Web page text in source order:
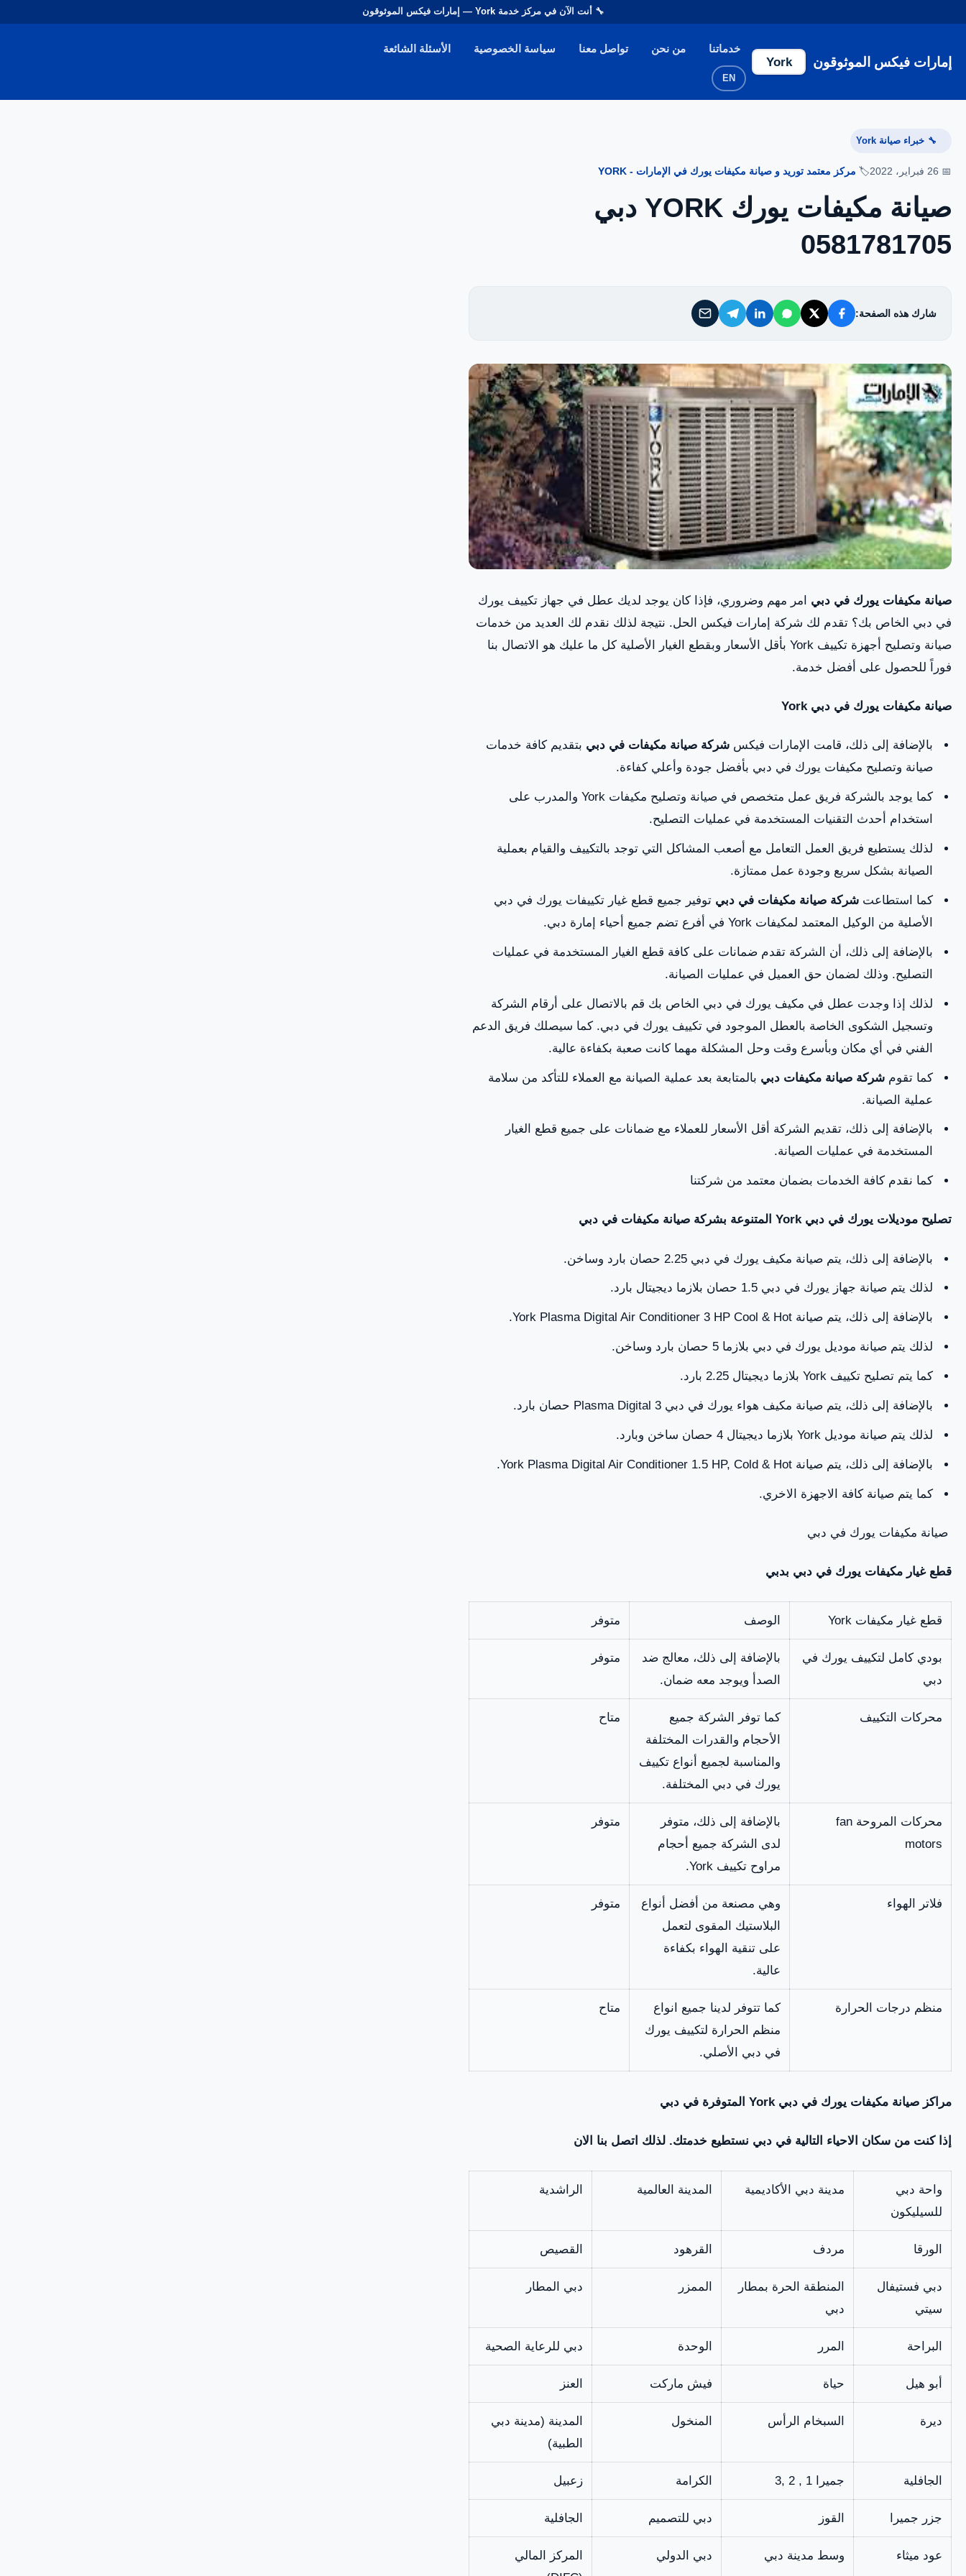
🔧 أنت الآن في مركز خدمةYork — إمارات فيكس الموثوقون
إمارات فيكس الموثوقون York
خدماتنا من نحن تواصل معنا سياسة الخصوصية الأسئلة الشائعة
EN
إمارات فيكس الموثوقون
سياسة الخصوصية
الأسئلة الشائعة
🔧 خبراء صيانة York
📅 26 فبراير، 2022 🏷️ مركز معتمد توريد و صيانة مكيفات يورك في الإمارات - YORK
صيانة مكيفات يورك YORK دبي
0581781705
شارك هذه الصفحة:
صيانة مكيفات يورك في دبي
امر مهم وضروري، فإذا كان يوجد لديك عطل في جهاز تكييف يورك
في دبي الخاص بك؟ تقدم لك شركة إمارات فيكس الحل. نتيجة لذلك نقدم لك العديد من خدمات
صيانة وتصليح أجهزة تكييف York بأقل الأسعار وبقطع الغيار الأصلية كل ما عليك هو الاتصال بنا
فوراً للحصول على أفضل خدمة.
صيانة مكيفات يورك في دبي York
بالإضافة إلى ذلك، قامت الإمارات فيكس شركة صيانة مكيفات في دبي بتقديم كافة خدمات
صيانة وتصليح مكيفات يورك في دبي بأفضل جودة وأعلي كفاءة.
كما يوجد بالشركة فريق عمل متخصص في صيانة وتصليح مكيفات York والمدرب على
استخدام أحدث التقنيات المستخدمة في عمليات التصليح.
لذلك يستطيع فريق العمل التعامل مع أصعب المشاكل التي توجد بالتكييف والقيام بعملية
الصيانة بشكل سريع وجودة عمل ممتازة.
كما استطاعت شركة صيانة مكيفات في دبي توفير جميع قطع غيار تكييفات يورك في دبي
الأصلية من الوكيل المعتمد لمكيفات York في أفرع تضم جميع أحياء إمارة دبي.
بالإضافة إلى ذلك، أن الشركة تقدم ضمانات على كافة قطع الغيار المستخدمة في عمليات
التصليح. وذلك لضمان حق العميل في عمليات الصيانة.
لذلك إذا وجدت عطل في مكيف يورك في دبي الخاص بك قم بالاتصال على أرقام الشركة
وتسجيل الشكوى الخاصة بالعطل الموجود في تكييف يورك في دبي. كما سيصلك فريق الدعم
الفني في أي مكان وبأسرع وقت وحل المشكلة مهما كانت صعبة بكفاءة عالية.
كما تقوم شركة صيانة مكيفات دبي بالمتابعة بعد عملية الصيانة مع العملاء للتأكد من سلامة
عملية الصيانة.
بالإضافة إلى ذلك، تقديم الشركة أقل الأسعار للعملاء مع ضمانات على جميع قطع الغيار
المستخدمة في عمليات الصيانة.
كما نقدم كافة الخدمات بضمان معتمد من شركتنا
تصليح موديلات يورك في دبي York المتنوعة بشركة صيانة مكيفات في دبي
بالإضافة إلى ذلك، يتم صيانة مكيف يورك في دبي 2.25 حصان بارد وساخن.
لذلك يتم صيانة جهاز يورك في دبي 1.5 حصان بلازما ديجيتال بارد.
بالإضافة إلى ذلك، يتم صيانة York Plasma Digital Air Conditioner 3 HP Cool & Hot.
لذلك يتم صيانة موديل يورك في دبي بلازما 5 حصان بارد وساخن.
كما يتم تصليح تكييف York بلازما ديجيتال 2.25 بارد.
بالإضافة إلى ذلك، يتم صيانة مكيف هواء يورك في دبي Plasma Digital 3 حصان بارد.
لذلك يتم صيانة موديل York بلازما ديجيتال 4 حصان ساخن وبارد.
بالإضافة إلى ذلك، يتم صيانة York Plasma Digital Air Conditioner 1.5 HP, Cold & Hot.
كما يتم صيانة كافة الاجهزة الاخري.
صيانة مكيفات يورك في دبي
قطع غيار مكيفات يورك في دبي بدبي
قطع غيار مكيفات York الوصف متوفر
بودي كامل لتكييف يورك في
دبي
بالإضافة إلى ذلك، معالج ضد
الصدأ ويوجد معه ضمان.
متوفر
محركات التكييف
كما توفر الشركة جميع
الأحجام والقدرات المختلفة
والمناسبة لجميع أنواع تكييف
يورك في دبي المختلفة.
متاح
محركات المروحة fan
motors
بالإضافة إلى ذلك، متوفر
لدى الشركة جميع أحجام
مراوح تكييف York.
متوفر
فلاتر الهواء
وهي مصنعة من أفضل أنواع
البلاستيك المقوى لتعمل
على تنقية الهواء بكفاءة
عالية.
متوفر
منظم درجات الحرارة
كما تتوفر لدينا جميع انواع
منظم الحرارة لتكييف يورك
في دبي الأصلي.
متاح
مراكز صيانة مكيفات يورك في دبي York المتوفرة في دبي
إذا كنت من سكان الاحياء التالية في دبي نستطيع خدمتك. لذلك اتصل بنا الان
واحة دبي
للسيليكون
مدينة دبي الأكاديمية المدينة العالمية الراشدية
الورقا مردف القرهود القصيص
دبي فستيفال
سيتي
المنطقة الحرة بمطار
دبي
الممزر دبي المطار
البراحة المرر الوحدة دبي للرعاية الصحية
أبو هيل حياة فيش ماركت العنز
ديرة السبخام الرأس المنخول
المدينة (مدينة دبي
الطبية)
الجافلية جميرا 1 , 2 ,3 الكرامة زعبيل
جزر جميرا القوز دبي للتصميم الجافلية
عود ميثاء وسط مدينة دبي دبي الدولي
المركز المالي